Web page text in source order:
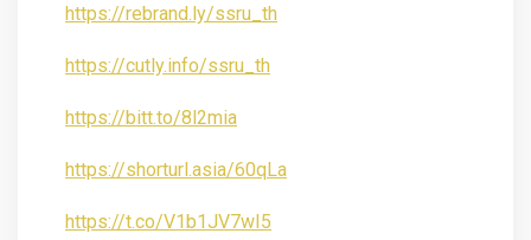
https://rebrand.ly/ssru_th
https://cutly.info/ssru_th
https://bitt.to/8l2mia
https://shorturl.asia/60qLa
https://t.co/V1b1JV7wI5